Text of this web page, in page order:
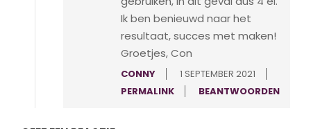
Ik ben benieuwd naar het
resultaat, succes met maken!
Groetjes, Con
CONNY
1 SEPTEMBER 2021
PERMALINK
BEANTWOORDEN